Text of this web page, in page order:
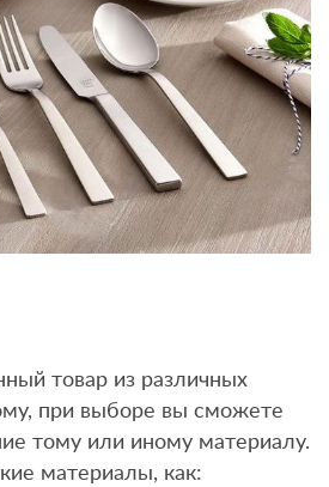
товар из различных
при выборе вы сможете
тому или иному материалу.
материалы, как: